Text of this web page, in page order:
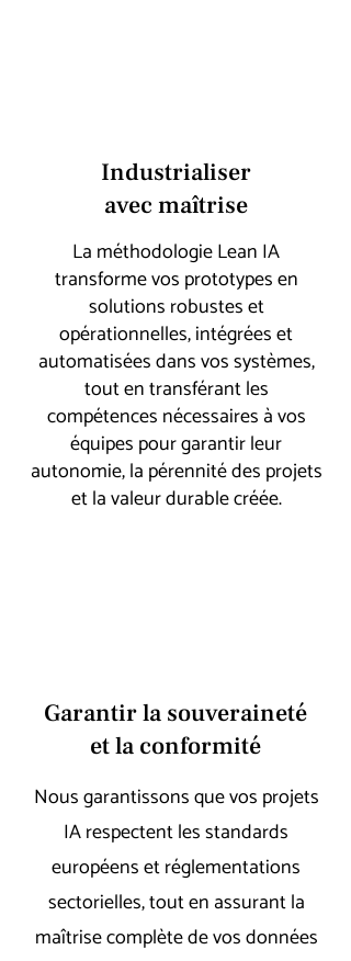
Industrialiser
avec maîtrise
La méthodologie Lean IA
transforme vos prototypes en
solutions robustes et
opérationnelles, intégrées et
automatisées dans vos systèmes,
tout en transférant les
compétences nécessaires à vos
équipes pour garantir leur
autonomie, la pérennité des projets
et la valeur durable créée.
Garantir la souveraineté
et la conformité
Nous garantissons que vos projets
IA respectent les standards
européens et réglementations
sectorielles, tout en assurant la
maîtrise complète de vos données